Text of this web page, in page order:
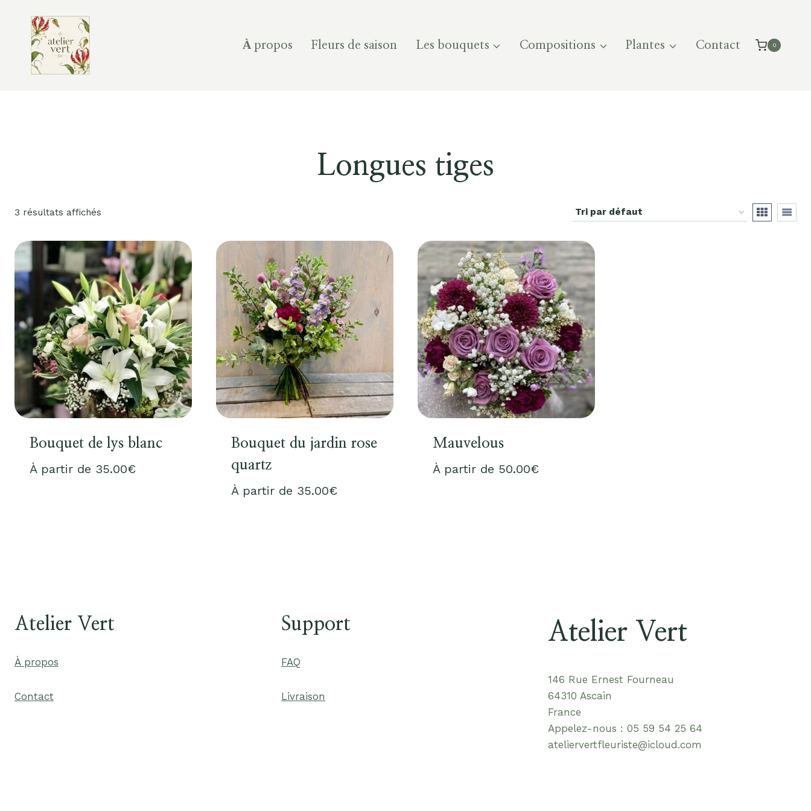
contenu
À propos Fleurs de saison Les bouquets Compositions Plantes Contact 0
Longues tiges
3 résultats affichés
Bouquet de lys blanc
À partir de 35.00€
Bouquet du jardin rose
quartz
À partir de 35.00€
Mauvelous
À partir de 50.00€
Atelier Vert
À propos
Contact
Support
FAQ
Livraison
Atelier Vert
146 Rue Ernest Fourneau
64310 Ascain
France
Appelez-nous : 05 59 54 25 64
ateliervertfleuriste@icloud.com